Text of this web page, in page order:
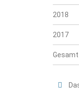
2018
2017
Gesamt